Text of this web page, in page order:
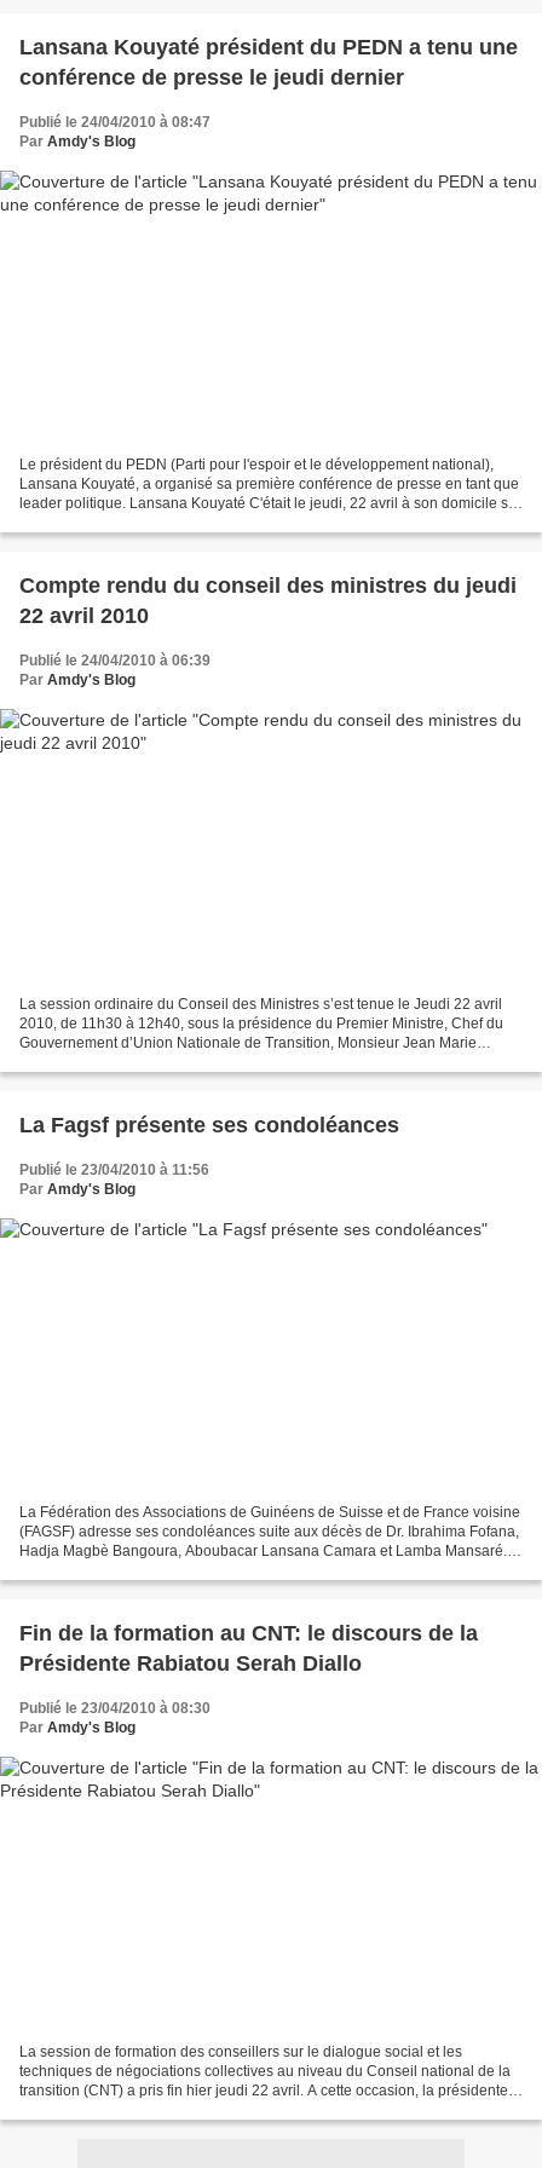
Lansana Kouyaté président du PEDN a tenu une
conférence de presse le jeudi dernier
Publié le 24/04/2010 à 08:47
Par Amdy's Blog
Le président du PEDN (Parti pour l'espoir et le développement national),
Lansana Kouyaté, a organisé sa première conférence de presse en tant que
leader politique. Lansana Kouyaté C'était le jeudi, 22 avril à son domicile sis
Compte rendu du conseil des ministres du jeudi
22 avril 2010
Publié le 24/04/2010 à 06:39
Par Amdy's Blog
La session ordinaire du Conseil des Ministres s’est tenue le Jeudi 22 avril
2010, de 11h30 à 12h40, sous la présidence du Premier Ministre, Chef du
Gouvernement d’Union Nationale de Transition, Monsieur Jean Marie
La Fagsf présente ses condoléances
Publié le 23/04/2010 à 11:56
Par Amdy's Blog
La Fédération des Associations de Guinéens de Suisse et de France voisine
(FAGSF) adresse ses condoléances suite aux décès de Dr. Ibrahima Fofana,
Hadja Magbè Bangoura, Aboubacar Lansana Camara et Lamba Mansaré.
Fin de la formation au CNT: le discours de la
Présidente Rabiatou Serah Diallo
Publié le 23/04/2010 à 08:30
Par Amdy's Blog
La session de formation des conseillers sur le dialogue social et les
techniques de négociations collectives au niveau du Conseil national de la
transition (CNT) a pris fin hier jeudi 22 avril. A cette occasion, la présidente